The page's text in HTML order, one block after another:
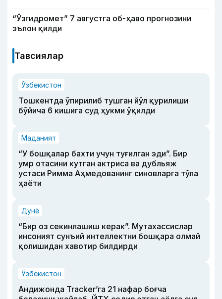
“Ўзгидромет” 7 августга об-ҳаво прогнозини
эълон қилди
Тавсиялар
Ўзбекистон
Тошкентда ўпирилиб тушган йўл қурилиши
бўйича 6 кишига суд ҳукми ўқилди
Маданият
“У бошқалар бахти учун туғилган эди”. Бир
умр отасини кутган актриса ва дубльяж
устаси Римма Аҳмедованинг синовларга тўла
ҳаёти
Дунё
“Бир оз секинлашиш керак”. Мутахассислар
инсоният сунъий интеллектни бошқара олмай
қолишидан хавотир билдирди
Ўзбекистон
Андижонда Tracker’га 21 нафар боғча